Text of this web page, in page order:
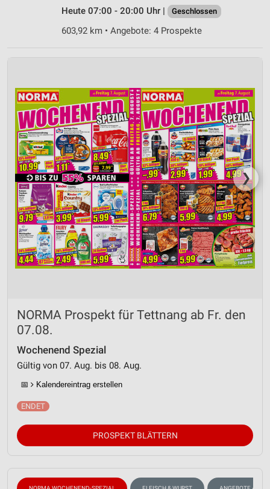
Heute 07:00 - 20:00 Uhr |
Geschlossen
603,92 km • Angebote: 4 Prospekte
❯
NORMA Prospekt für Tettnang ab Fr. den
07.08.
Wochenend Spezial
Gültig von 07. Aug. bis 08. Aug.
📅 Kalendereintrag erstellen
PROSPEKT BLÄTTERN